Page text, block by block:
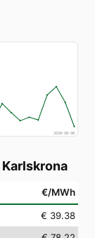
2026-08-06
Karlskrona
€/MWh
€ 39.38